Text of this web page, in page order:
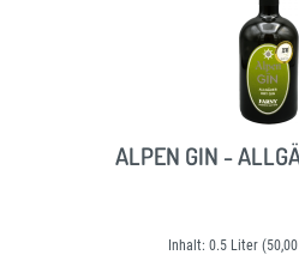
ALPEN GIN -
Inhalt: 0.5 Liter